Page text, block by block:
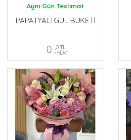
Aynı Gün Teslimat
PAPATYALI GÜL BUKETİ
0 ,0 TL
+KDV